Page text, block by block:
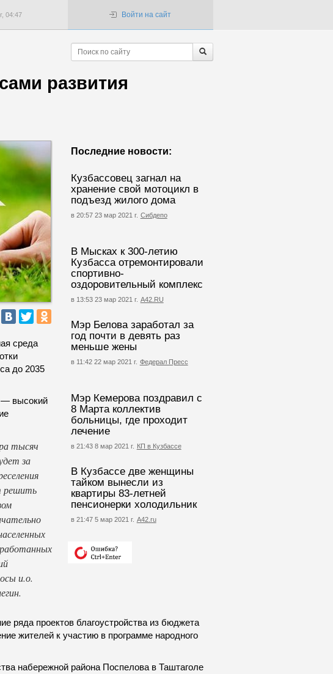
04:47 Войти на сайт
развития
Последние новости:
Кузбассовец загнал на
хранение свой мотоцикл в
подъезд жилого дома
в 20:57 23 мар 2021 г. Сибдепо
В Мысках к 300-летию
Кузбасса отремонтировали
спортивно-
оздоровительный комплекс
в 13:53 23 мар 2021 г. А42.RU
Мэр Белова заработал за
год почти в девять раз
меньше жены
в 11:42 22 мар 2021 г. Федерал Пресс
Мэр Кемерова поздравил с
8 Марта коллектив
больницы, где проходит
лечение
в 21:43 8 мар 2021 г. КП в Кузбассе
В Кузбассе две женщины
тайком вынесли из
квартиры 83-летней
пенсионерки холодильник
в 21:47 5 мар 2021 г. А42.ru
среда
до 2035
— высокий
тысяч
за
решить
и.о.
ряда проектов благоустройства из бюджета
жителей к участию в программе народного
набережной района Поспелова в Таштаголе